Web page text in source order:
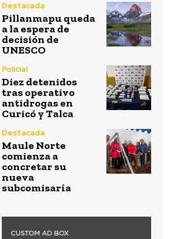
Destacada
Pillanmapu queda
a la espera de
decisión de
UNESCO
Policial
Diez detenidos
tras operativo
antidrogas en
Curicó y Talca
Destacada
Maule Norte
comienza a
concretar su
nueva
subcomisaría